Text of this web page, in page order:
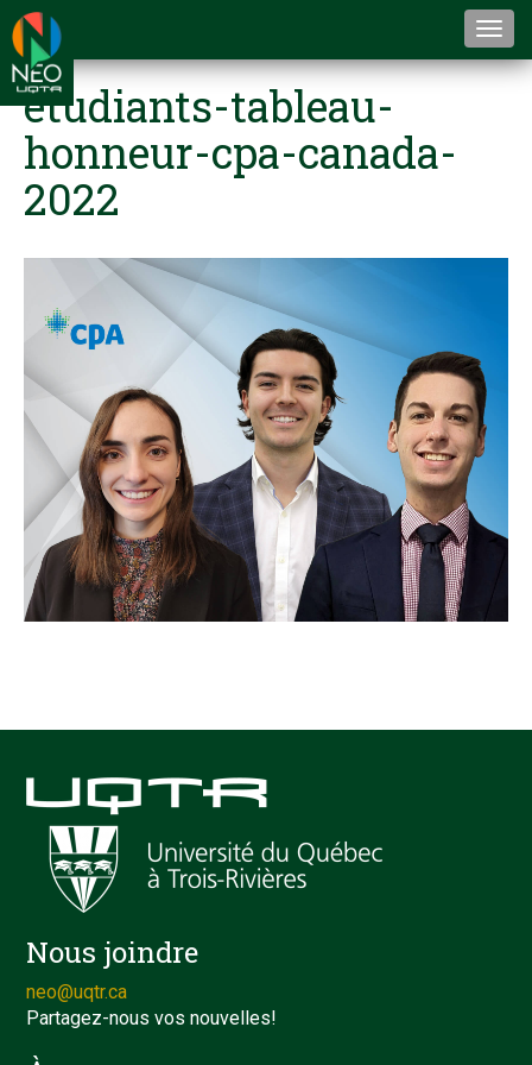
etudiants-tableau-
honneur-cpa-canada-
2022
Nous joindre
neo@uqtr.ca
Partagez-nous vos nouvelles!